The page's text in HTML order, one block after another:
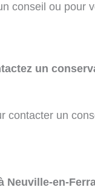
conseil ou pour
un
contacter un
Neuville-en-